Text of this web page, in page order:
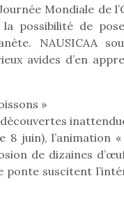
Mondiale de
possibilité de
NAUSICAA
avides d’en
»
juin), l’animation
de dizaines
suscitent
un
des
!
quelles
Petit
Les jeux